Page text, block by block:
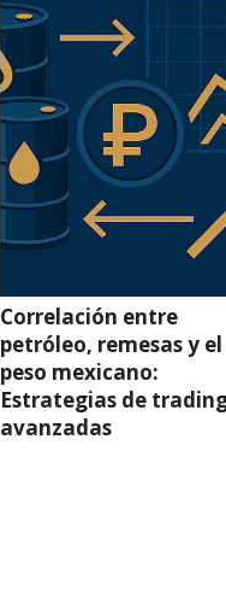
Correlación entre
petróleo, remesas y el
peso mexicano:
Estrategias de
avanzadas